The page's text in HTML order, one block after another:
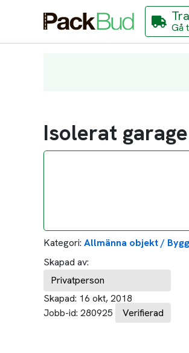
Gå
Isolerat
Kategori: Allmänna objekt /
Skapad av:
Privatperson
Skapad: 16 okt, 2018
Jobb-id: 280925 Verifierad